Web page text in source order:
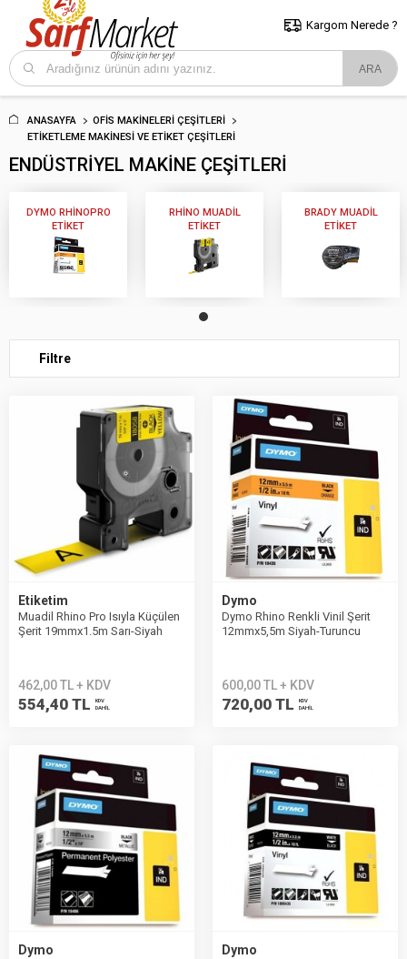
5000 TL ve Üzeri Alışverişlerde İstanbul İçi Kargo Bedava!
ve Trakya İçin Tıklayın..
Kargom Nerede ?
ANASAYFA
OFIS MAKINELERI ÇEŞITLERI
ETIKETLEME MAKINESI VE ETIKET ÇEŞITLERI
ENDÜSTRIYEL MAKINE ÇEŞITLERI
DYMO RHINOPRO
ETIKET
RHINO MUADIL
ETIKET
BRADY MUADIL
ETIKET
Filtre
Etiketim
Muadil Rhino Pro Isıyla Küçülen
Şerit 19mmx1.5m Sarı-Siyah
462,00 TL + KDV
554,40 TL
KDV
DAHİL
Dymo
Dymo Rhino Renkli Vinil Şerit
12mmx5,5m Siyah-Turuncu
600,00 TL + KDV
720,00 TL
KDV
DAHİL
Dymo Dymo